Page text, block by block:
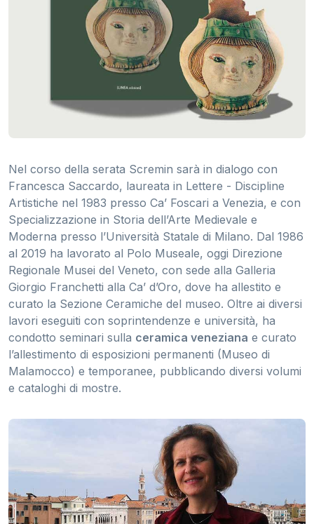
Nel corso della serata Scremin sarà in dialogo con
Francesca Saccardo, laureata in Lettere - Discipline
Artistiche nel 1983 presso Ca’ Foscari a Venezia, e con
Specializzazione in Storia dell’Arte Medievale e
Moderna presso l’Università Statale di Milano. Dal 1986
al 2019 ha lavorato al Polo Museale, oggi Direzione
Regionale Musei del Veneto, con sede alla Galleria
Giorgio Franchetti alla Ca’ d’Oro, dove ha allestito e
curato la Sezione Ceramiche del museo. Oltre ai diversi
lavori eseguiti con soprintendenze e università, ha
condotto seminari sulla ceramica veneziana e curato
l’allestimento di esposizioni permanenti (Museo di
Malamocco) e temporanee, pubblicando diversi volumi
e cataloghi di mostre.